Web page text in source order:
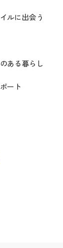
ルに出会う
ある暮らし
ート